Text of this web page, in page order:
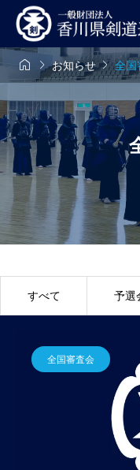
 お知らせ全国
すべて 予選
全国審査会